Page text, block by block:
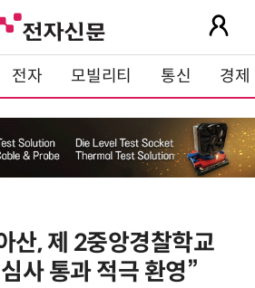
전자 모빌리티 통신 경제
산, 제 2중앙경찰학교
사 통과 적극 환영”